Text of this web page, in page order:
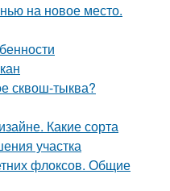
на новое место.
сквош-тыква?
Какие сорта
участка
флоксов. Общие